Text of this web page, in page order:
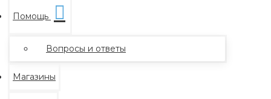
Помощь
Вопросы и ответы
Магазины